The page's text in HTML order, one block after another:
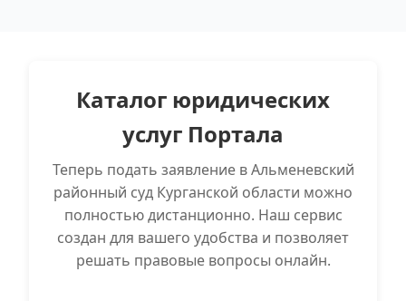
Каталог юридических
услуг Портала
Теперь подать заявление в Альменевский
районный суд Курганской области можно
полностью дистанционно. Наш сервис
создан для вашего удобства и позволяет
решать правовые вопросы онлайн.